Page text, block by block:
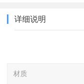
详细说明
材质